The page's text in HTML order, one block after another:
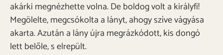
akárki megnézhette volna. De boldog volt a királyfi!
Megölelte, megcsókolta a lányt, ahogy szíve vágyása
akarta. Azután a lány újra megrázkódott, kis dongó
lett belőle, s elrepült.